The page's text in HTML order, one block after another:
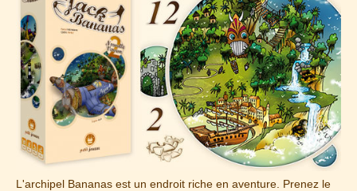
L'archipel Bananas est un endroit riche en aventure. Prenez le